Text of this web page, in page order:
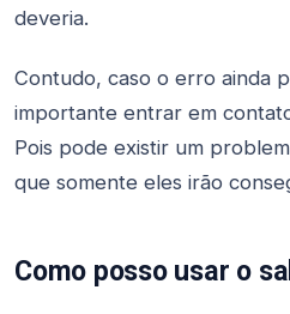
deveria.
Contudo, caso o erro ainda
importante entrar em
Pois pode existir um
que somente eles irão
Como posso usar o